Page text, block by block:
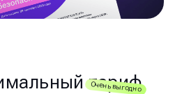
тариф
Очень выгодно